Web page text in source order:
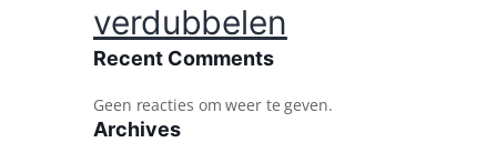
verdubbelen
Recent Comments
Geen reacties om weer te geven.
Archives